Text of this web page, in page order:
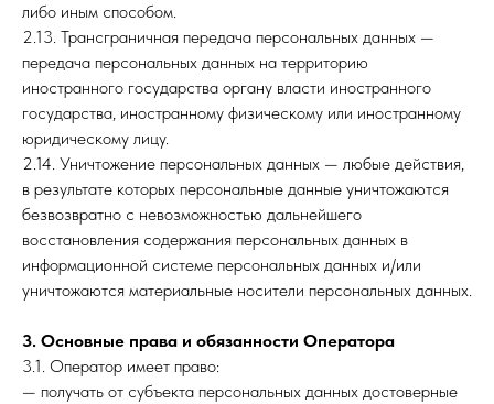
либо иным способом.
2.13. Трансграничная передача персональных данных —
передача персональных данных на территорию
иностранного государства органу власти иностранного
государства, иностранному физическому или иностранному
юридическому лицу.
2.14. Уничтожение персональных данных — любые действия,
в результате которых персональные данные уничтожаются
безвозвратно с невозможностью дальнейшего
восстановления содержания персональных данных в
информационной системе персональных данных и/или
уничтожаются материальные носители персональных данных.
3. Основные права и обязанности Оператора
3.1. Оператор имеет право:
— получать от субъекта персональных данных достоверные